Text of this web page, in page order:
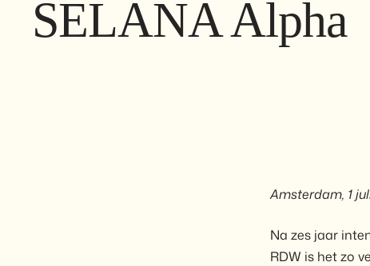
SELANA Alpha
Amsterdam, 1
Na zes jaar
RDW is het zo